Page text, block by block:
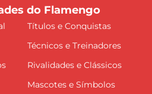
do Flamengo
Títulos e Conquistas
Técnicos e Treinadores
Rivalidades e Clássicos
Mascotes e Símbolos